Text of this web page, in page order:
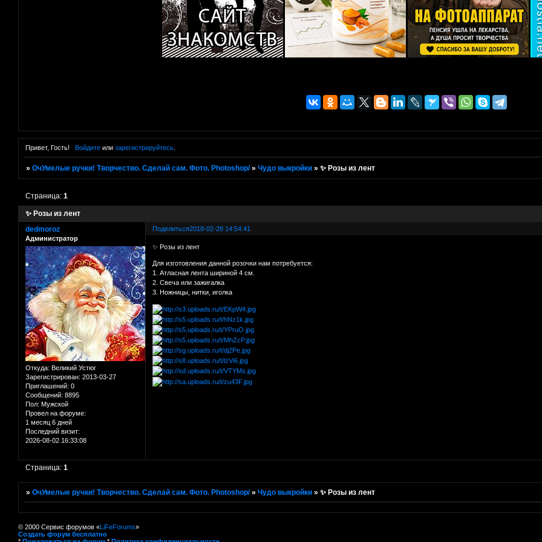
Привет, Гость! Войдитеили зарегистрируйтесь.
»ОчУмелые ручки! Творчество. Сделай сам. Фото. Photoshop/ »Чудо выкройки »✨ Розы из лент
✨ Розы из лент
Страница:1
Поделиться2018-02-28 14:54:41
dedmoroz
Администратор
Откуда: Великий Устюг
Зарегистрирован: 2013-03-27
Приглашений: 0
Сообщений: 8895
Пол: Мужской
Провел на форуме:
1 месяц 6 дней
Последний визит:
2026-08-02 16:33:08
✨ Розы из лент
Для изготовления данной розочки нам потребуется:
1. Атласная лента шириной 4 см.
2. Свеча или зажигалка
3. Ножницы, нитки, иголка
Страница:1
»ОчУмелые ручки! Творчество. Сделай сам. Фото. Photoshop/ »Чудо выкройки »✨ Розы из лент
© 2000 Сервис форумов «LiFeForums»
Создать форум бесплатно